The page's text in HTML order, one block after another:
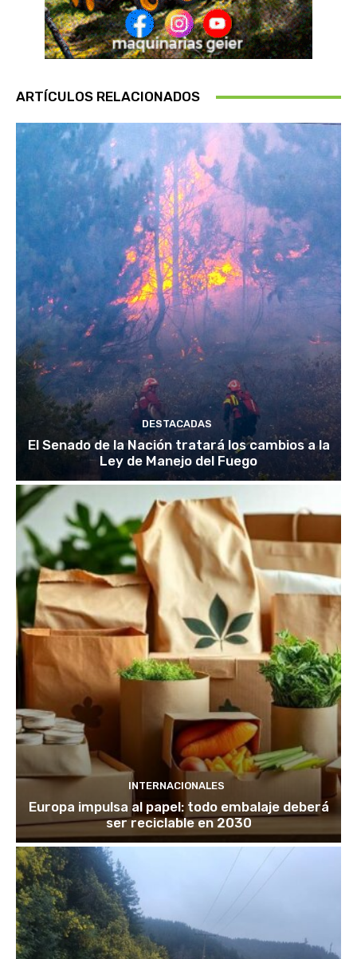
ARTÍCULOS RELACIONADOS
DESTACADAS
El Senado de la Nación tratará los cambios a la
Ley de Manejo del Fuego
INTERNACIONALES
Europa impulsa al papel: todo embalaje deberá
ser reciclable en 2030